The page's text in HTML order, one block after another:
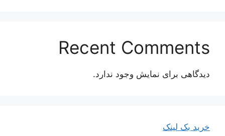
Recent Comments
دیدگاهی برای نمایش وجود ندارد.
خرید بک لینک